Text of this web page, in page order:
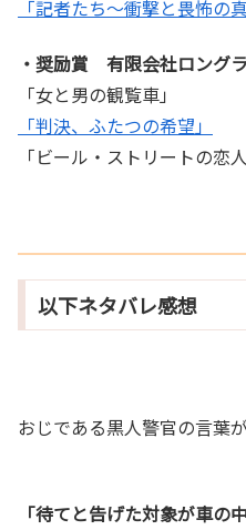
「記者たち～衝撃と畏怖の
・奨励賞 有限会社ロング
「女と男の観覧車」
「判決、ふたつの希望」
「ビール・ストリートの恋
以下ネタバレ感想
おじである黒人警官の言葉
「待てと告げた対象が車の